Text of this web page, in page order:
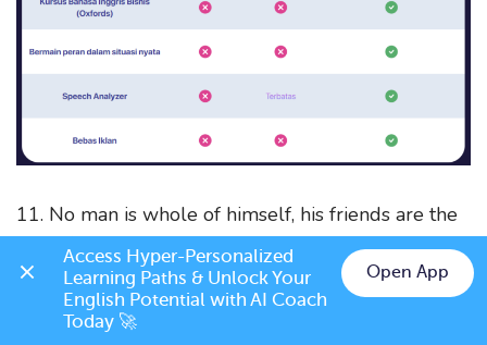
11. No man is whole of himself, his friends are the
rest of him.
(Tidak ada seorang pun yang utuh dengan dirinya
sendiri, teman-temanlah yang melengkapi dirinya.)
Access Hyper-Personalized
Learning Paths & Unlock Your
English Potential with AI Coach
Today 🚀
Open App